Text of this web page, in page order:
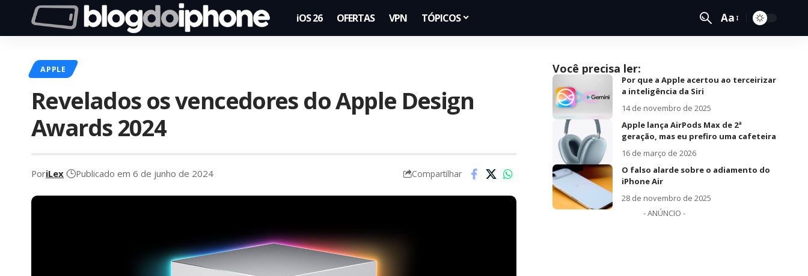
iOS 26 OFERTAS VPN TÓPICOS Aa
APPLE
Revelados os vencedores do Apple Design
Awards 2024
PoriLex Publicado em 6 de junho de 2024 Compartilhar
Você precisa ler:
Por que a Apple acertou ao terceirizar
a inteligência da Siri
14 de novembro de 2025
Apple lança AirPods Max de 2ª
geração, mas eu prefiro uma cafeteira
16 de março de 2026
O falso alarde sobre o adiamento do
iPhone Air
28 de novembro de 2025
- ANÚNCIO -